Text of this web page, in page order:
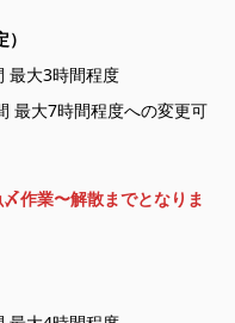
最大3時間程度
最大7時間程度への変更可
作業〜解散までとなりま